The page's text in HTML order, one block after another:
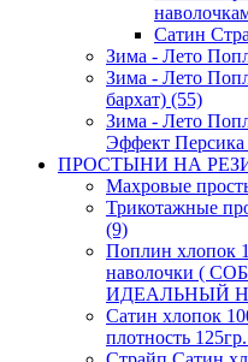
Сатин
Зима - Лето
Зима - Лето
бархат) (55)
Зима - Лето
Эффект Персика
ПРОСТЫНИ НА
Махровые
Трикотажные
(9)
Поплин хлопок
наволочки (
ИДЕАЛЬНЫЙ
Сатин хлопок
плотность